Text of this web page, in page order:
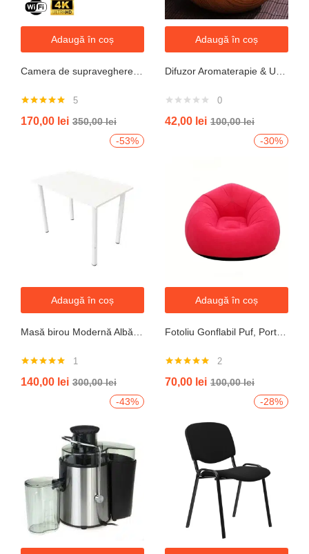
Adaugă în coș
5.00din 5
5
170,00 lei 350,00lei
Adaugă în coș
0
42,00 lei 100,00lei
-53%
Adaugă în coș
5.00din 5
1
140,00 lei 300,00lei
-30%
Adaugă în coș
5.00din 5
2
70,00 lei 100,00lei
-43%
-28%